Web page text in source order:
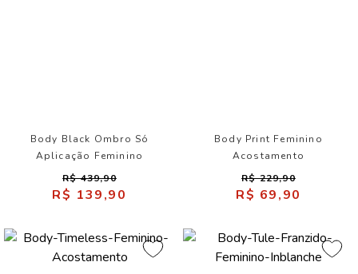
Body Black Ombro Só
Aplicação Feminino
Acostamento
R$ 439,90
R$ 139,90
Body Print Feminino
Acostamento
R$ 229,90
R$ 69,90